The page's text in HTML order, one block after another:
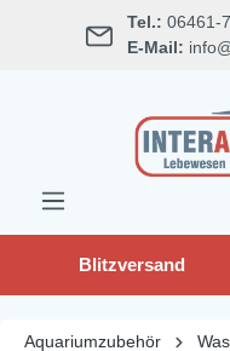
springen Tel.: 06461-
E-Mail:
Blitzversand
Aquariumzubehör